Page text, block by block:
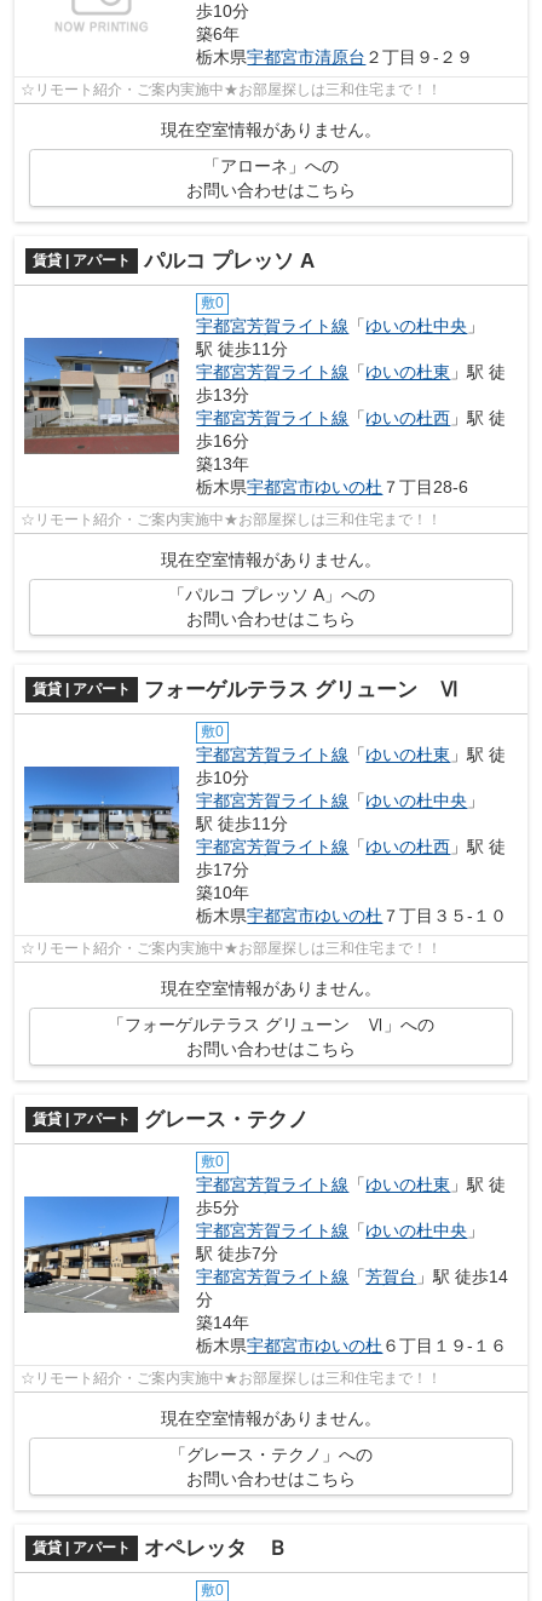
歩10分
築6年
栃木県宇都宮市清原台 ２丁目９-２９
☆リモート紹介・ご案内実施中★お部屋探しは三和住宅まで！！
現在空室情報がありません。
「アローネ」への
お問い合わせはこちら
賃貸 | アパート パルコ プレッソ A
敷0
宇都宮芳賀ライト線 「ゆいの杜中央 」
駅 徒歩11分
宇都宮芳賀ライト線 「ゆいの杜東 」駅 徒
歩13分
宇都宮芳賀ライト線 「ゆいの杜西 」駅 徒
歩16分
築13年
栃木県宇都宮市ゆいの杜 ７丁目28-6
☆リモート紹介・ご案内実施中★お部屋探しは三和住宅まで！！
現在空室情報がありません。
「パルコ プレッソ A」への
お問い合わせはこちら
賃貸 | アパート フォーゲルテラス グリューン Ⅵ
敷0
宇都宮芳賀ライト線 「ゆいの杜東 」駅 徒
歩10分
宇都宮芳賀ライト線 「ゆいの杜中央 」
駅 徒歩11分
宇都宮芳賀ライト線 「ゆいの杜西 」駅 徒
歩17分
築10年
栃木県宇都宮市ゆいの杜 ７丁目３５-１０
☆リモート紹介・ご案内実施中★お部屋探しは三和住宅まで！！
現在空室情報がありません。
「フォーゲルテラス グリューン Ⅵ」への
お問い合わせはこちら
賃貸 | アパート グレース・テクノ
敷0
宇都宮芳賀ライト線 「ゆいの杜東 」駅 徒
歩5分
宇都宮芳賀ライト線 「ゆいの杜中央 」
駅 徒歩7分
宇都宮芳賀ライト線 「芳賀台 」駅 徒歩14
分
築14年
栃木県宇都宮市ゆいの杜 ６丁目１９-１６
☆リモート紹介・ご案内実施中★お部屋探しは三和住宅まで！！
現在空室情報がありません。
「グレース・テクノ」への
お問い合わせはこちら
賃貸 | アパート オペレッタ Ｂ
敷0